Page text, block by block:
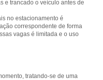
e trancado o veículo antes de
no estacionamento é
correspondente de forma
vagas é limitada e o uso
tratando-se de uma